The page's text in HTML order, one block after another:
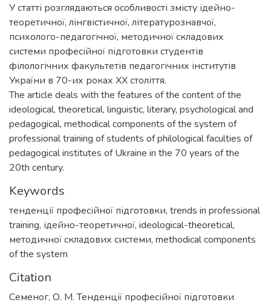
У статті розглядаються особливості змісту ідейно-
теоретичної, лінгвістичної, літературознавчої,
психолого-педагогічної, методичної складових
системи професійної підготовки студентів
філологічних факультетів педагогічних інститутів
України в 70-их роках ХХ століття.
The article deals with the features of the content of the
ideological, theoretical, linguistic, literary, psychological and
pedagogical, methodical components of the system of
professional training of students of philological faculties of
pedagogical institutes of Ukraine in the 70 years of the
20th century.
Keywords
тенденції професійної підготовки, trends in professional
training, ідейно-теоретичної, ideological-theoretical,
методичної складових системи, methodical components
of the system
Citation
Семеног, О. М. Тенденції професійної підготовки